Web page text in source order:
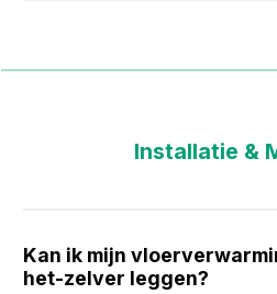
Installatie &
Kan ik mijn
het-zelver leggen?